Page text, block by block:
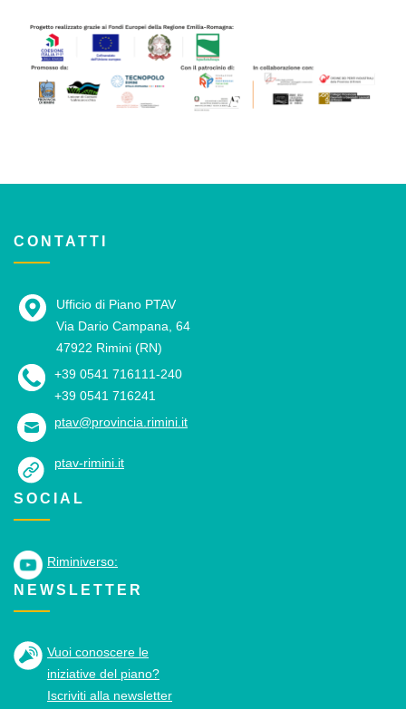
CONTATTI
Ufficio di Piano PTAV
Via Dario Campana, 64
47922 Rimini (RN)
+39 0541 716111-240
+39 0541 716241
ptav@provincia.rimini.it
ptav-rimini.it
SOCIAL
Riminiverso:
NEWSLETTER
Vuoi conoscere le
iniziative del piano?
Iscriviti alla newsletter